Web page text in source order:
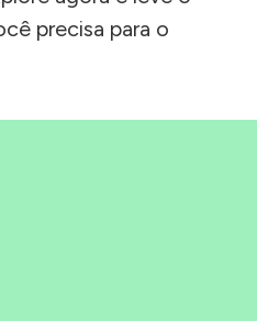
precisa para o